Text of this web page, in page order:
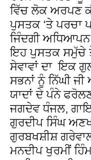
ਵਿੱਚ ਲੋਕ ਅਰਪਣ
ਪੁਸਤਕ ‘ਤੇ ਪਰਚਾ
ਜਿੰਦਗੀ
ਇਹ ਪੁਸਤਕ ਸਮੁੱਚੇ
ਸੇਵਾਵਾਂ ਦਾ ਇਕ
ਸਭਨਾਂ ਨੂੰ ਨਿੱਘੀ
ਯਾਦਾਂ ਦੇ ਪੰਨੇ
ਜਗਦੇਵ ਧੰਜਲ,
ਗੁਰਦੀਪ ਸਿੰਘ
ਗੁਰਬਖਸ਼ੀਸ਼
ਮਨਦੀਪ ਖੁਰਮੀਂ